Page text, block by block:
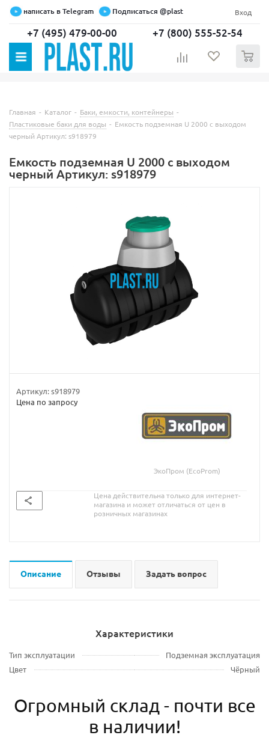
написать в Telegram Подписаться @plast Вход
+7 (495) 479-00-00 +7 (800) 555-52-54
Главная - Каталог - Баки, емкости, контейнеры -
Пластиковые баки для воды - Емкость подземная U 2000 с выходом
черный Артикул: s918979
Емкость подземная U 2000 с выходом
черный Артикул: s918979
Артикул:s918979
Цена по запросу
ЭкоПром (EcoProm)
Цена действительна только для интернет-
магазина и может отличаться от цен в
розничных магазинах
Описание Отзывы Задать вопрос
Характеристики
Тип эксплуатации
Подземная эксплуатация
Цвет
Чёрный
Огромный склад - почти все
в наличии!